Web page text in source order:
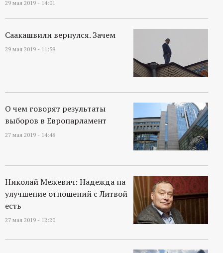
29 мая 2019 - 14:01
Саакашвили вернулся. Зачем
29 мая 2019 - 11:58
О чем говорят результаты
выборов в Европарламент
27 мая 2019 - 14:48
Николай Межевич: Надежда на
улучшение отношений с Литвой
есть
27 мая 2019 - 12:20